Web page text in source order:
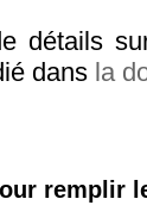
détails
dans la
remplir